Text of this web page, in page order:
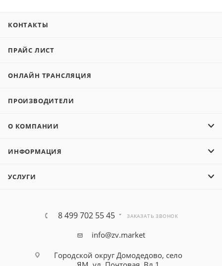
КОНТАКТЫ
ПРАЙС ЛИСТ
ОНЛАЙН ТРАНСЛЯЦИЯ
ПРОИЗВОДИТЕЛИ
О КОМПАНИИ
ИНФОРМАЦИЯ
УСЛУГИ
8 499 702 55 45 ЗАКАЗАТЬ ЗВОНОК
info@zv.market
Городской округ Домодедово, село